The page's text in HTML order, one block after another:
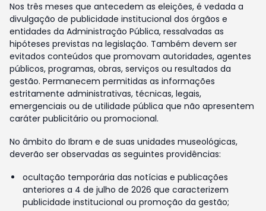
Nos três meses que antecedem as eleições, é vedada a
divulgação de publicidade institucional dos órgãos e
entidades da Administração Pública, ressalvadas as
hipóteses previstas na legislação. Também devem ser
evitados conteúdos que promovam autoridades, agentes
públicos, programas, obras, serviços ou resultados da
gestão. Permanecem permitidas as informações
estritamente administrativas, técnicas, legais,
emergenciais ou de utilidade pública que não apresentem
caráter publicitário ou promocional.
No âmbito do Ibram e de suas unidades museológicas,
deverão ser observadas as seguintes providências:
ocultação temporária das notícias e publicações
anteriores a 4 de julho de 2026 que caracterizem
publicidade institucional ou promoção da gestão;